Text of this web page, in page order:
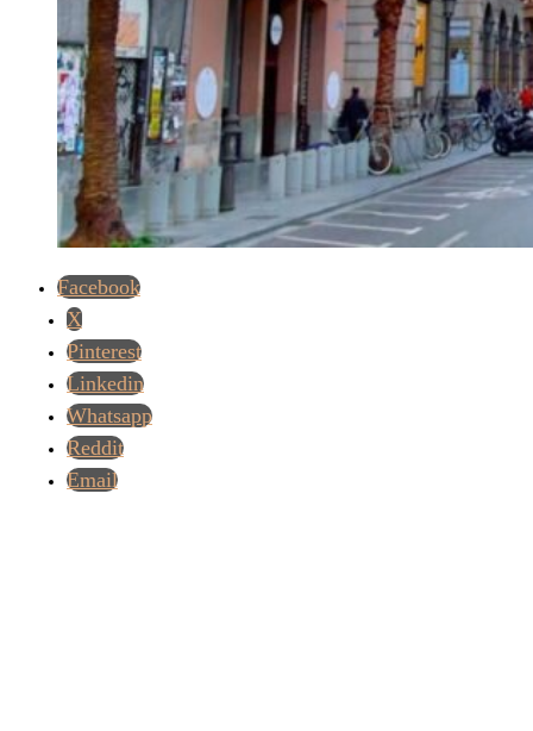
Facebook
X
Pinterest
Linkedin
Whatsapp
Reddit
Email